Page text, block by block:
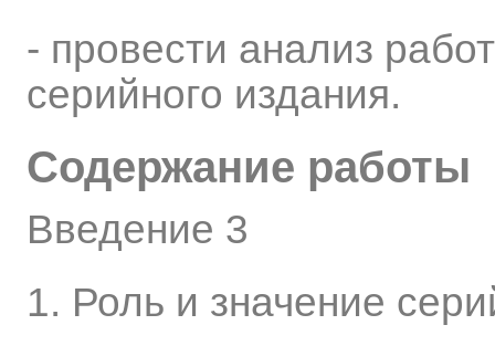
- провести анализ
серийного издания.
Содержание работы
Введение 3
1. Роль и значение